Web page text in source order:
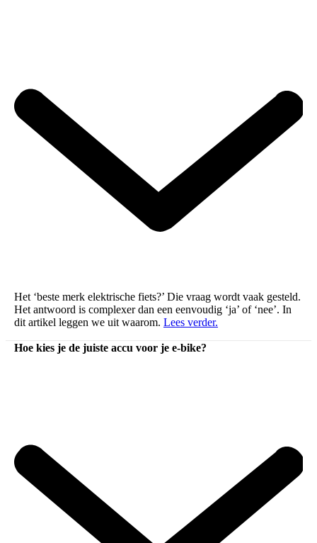
Het ‘beste merk elektrische fiets?’ Die vraag wordt vaak gesteld.
Het antwoord is complexer dan een eenvoudig ‘ja’ of ‘nee’. In
dit artikel leggen we uit waarom. Lees verder.
Hoe kies je de juiste accu voor je e-bike?